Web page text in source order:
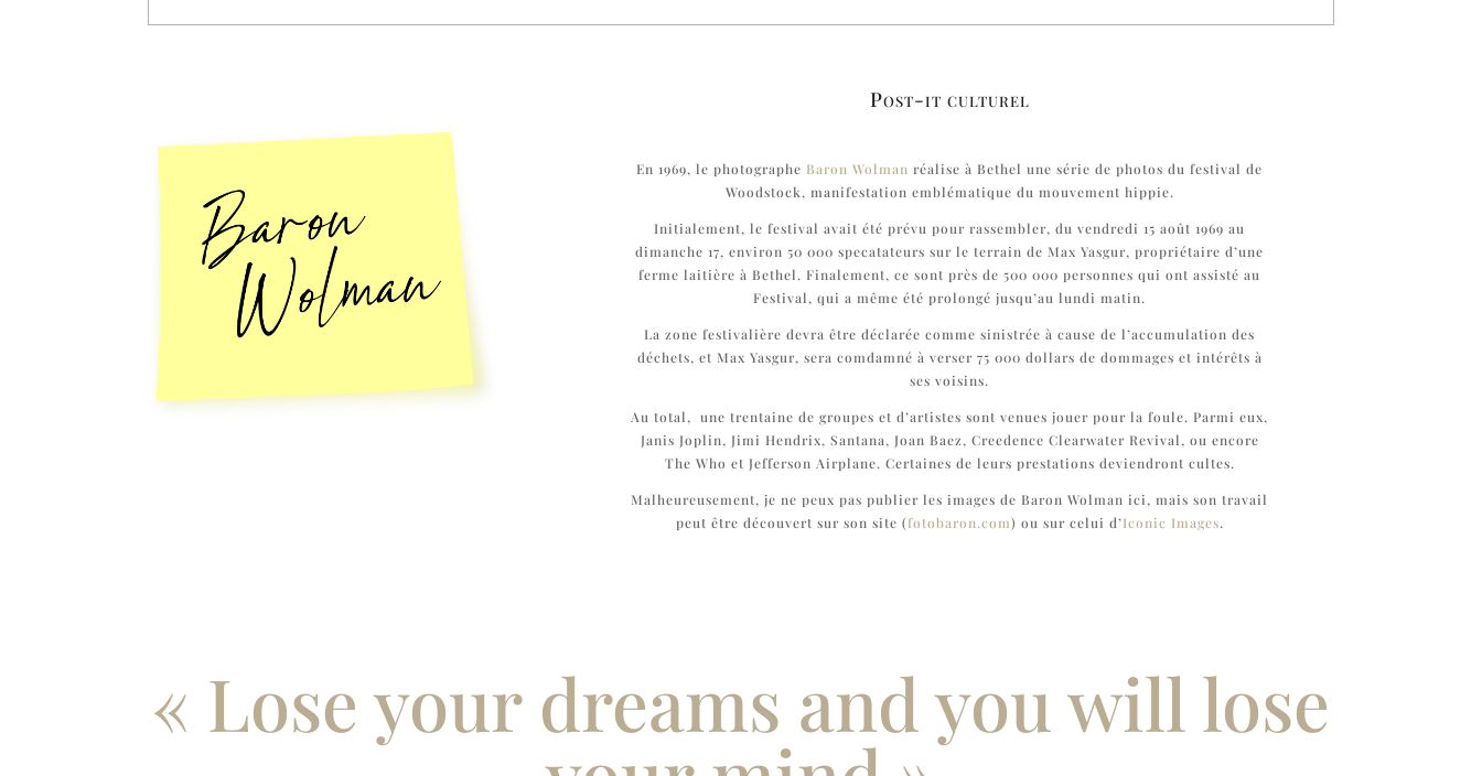
Post-it culturel
En 1969, le photographe Baron Wolman réalise à Bethel une série de photos du festival de
Woodstock, manifestation emblématique du mouvement hippie.
Initialement, le festival avait été prévu pour rassembler, du vendredi 15 août 1969 au
dimanche 17, environ 50 000 specatateurs sur le terrain de Max Yasgur, propriétaire d’une
ferme laitière à Bethel. Finalement, ce sont près de 500 000 personnes qui ont assisté au
Festival, qui a même été prolongé jusqu’au lundi matin.
La zone festivalière devra être déclarée comme sinistrée à cause de l’accumulation des
déchets, et Max Yasgur, sera comdamné à verser 75 000 dollars de dommages et intérêts à
ses voisins.
Au total, une trentaine de groupes et d’artistes sont venues jouer pour la foule. Parmi eux,
Janis Joplin, Jimi Hendrix, Santana, Joan Baez, Creedence Clearwater Revival, ou encore
The Who et Jefferson Airplane. Certaines de leurs prestations deviendront cultes.
Malheureusement, je ne peux pas publier les images de Baron Wolman ici, mais son travail
peut être découvert sur son site (fotobaron.com) ou sur celui d’Iconic Images.
« Lose your dreams and you will lose